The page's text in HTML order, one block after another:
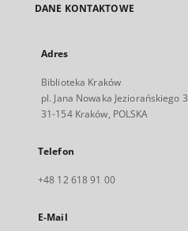
DANE KONTAKTOWE
Adres
Biblioteka Kraków
pl. Jana Nowaka Jeziorańskiego 3
31-154 Kraków, POLSKA
Telefon
+48 12 618 91 00
E-Mail